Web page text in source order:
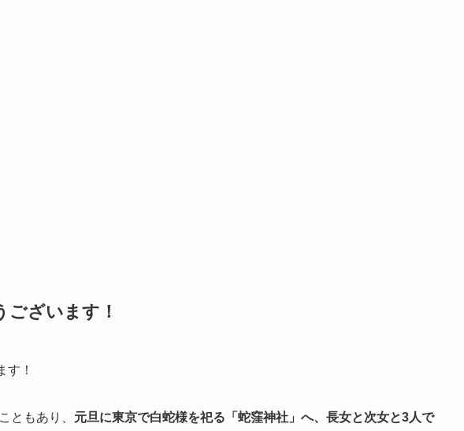
ざいます！
す！
ともあり、 元旦に東京で白蛇様を祀る「蛇窪神社」へ、長女と次女と3人で